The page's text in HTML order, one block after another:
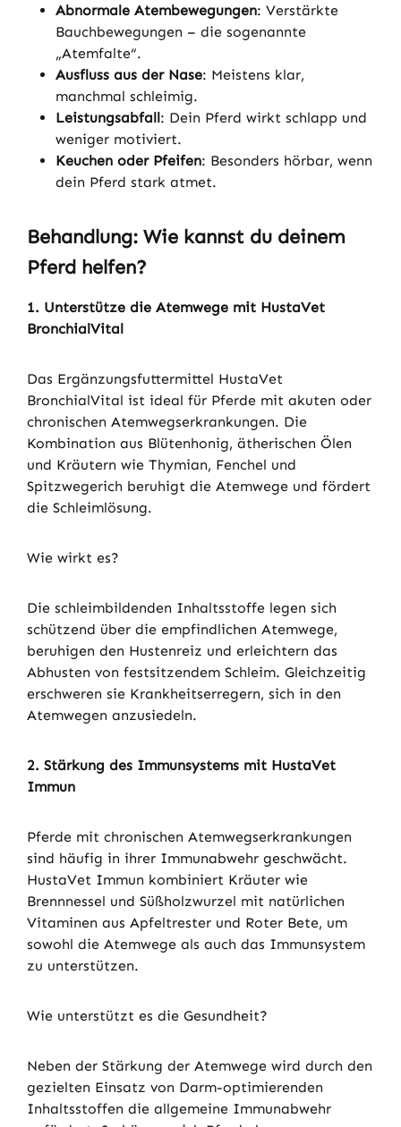
Abnormale Atembewegungen: Verstärkte
Bauchbewegungen – die sogenannte
„Atemfalte“.
Ausfluss aus der Nase: Meistens klar,
manchmal schleimig.
Leistungsabfall: Dein Pferd wirkt schlapp und
weniger motiviert.
Keuchen oder Pfeifen: Besonders hörbar, wenn
dein Pferd stark atmet.
Behandlung: Wie kannst du deinem
Pferd helfen?
1. Unterstütze die Atemwege mit HustaVet
BronchialVital
Das Ergänzungsfuttermittel HustaVet
BronchialVital ist ideal für Pferde mit akuten oder
chronischen Atemwegserkrankungen. Die
Kombination aus Blütenhonig, ätherischen Ölen
und Kräutern wie Thymian, Fenchel und
Spitzwegerich beruhigt die Atemwege und fördert
die Schleimlösung.
Wie wirkt es?
Die schleimbildenden Inhaltsstoffe legen sich
schützend über die empfindlichen Atemwege,
beruhigen den Hustenreiz und erleichtern das
Abhusten von festsitzendem Schleim. Gleichzeitig
erschweren sie Krankheitserregern, sich in den
Atemwegen anzusiedeln.
2. Stärkung des Immunsystems mit HustaVet
Immun
Pferde mit chronischen Atemwegserkrankungen
sind häufig in ihrer Immunabwehr geschwächt.
HustaVet Immun kombiniert Kräuter wie
Brennnessel und Süßholzwurzel mit natürlichen
Vitaminen aus Apfeltrester und Roter Bete, um
sowohl die Atemwege als auch das Immunsystem
zu unterstützen.
Wie unterstützt es die Gesundheit?
Neben der Stärkung der Atemwege wird durch den
gezielten Einsatz von Darm-optimierenden
Inhaltsstoffen die allgemeine Immunabwehr